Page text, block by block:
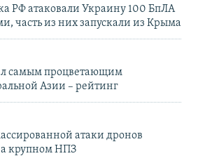
РФ атаковали Украину 100 БпЛА
часть из них запускали из Крыма
самым процветающим
Азии – рейтинг
атаки дронов
крупном НПЗ